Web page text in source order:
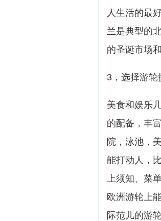
人生活的最
兰是典型的
的圣诞市场
3，选择游轮
美食和娱乐
的配备，丰
院，泳池，
能打动人，
上须知、菜
欧洲游轮上
际范儿的游